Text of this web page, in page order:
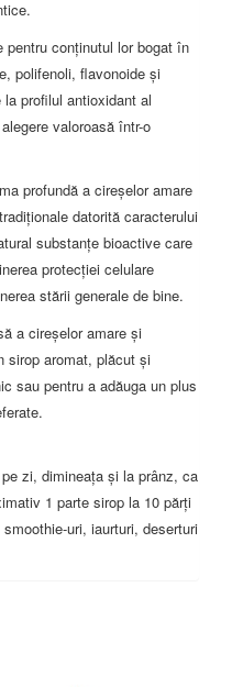
pentru conținutul lor bogat în
polifenoli, flavonoide și
profilul antioxidant al
valoroasă într-o
profundă a cireșelor amare
datorită caracterului
substanțe bioactive care
protecției celulare
stării generale de bine.
a cireșelor amare și
sirop aromat, plăcut și
sau pentru a adăuga un plus
zi, dimineața și la prânz, ca
1 parte sirop la 10 părți
uri, iaurturi, deserturi